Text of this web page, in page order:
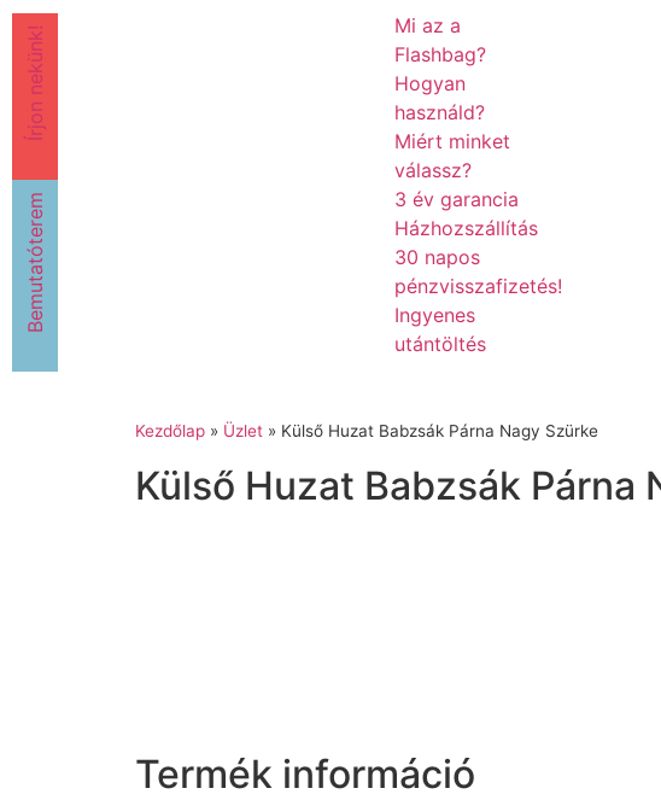
Mi az a
Flashbag?
Hogyan
használd?
Miért minket
válassz?
3 év garancia
Házhozszállítás
30 napos
pénzvisszafizetés!
Ingyenes
utántöltés
Bemutatóterem
Írjon nekünk!
Kezdőlap » Üzlet » Külső Huzat Babzsák Párna Nagy Szürke
Külső Huzat Babzsák Párna
Termék információ